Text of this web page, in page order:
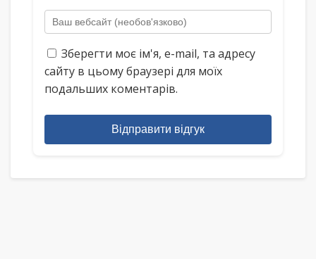
Зберегти моє ім'я, e-mail, та адресу
сайту в цьому браузері для моїх
подальших коментарів.
Відправити відгук